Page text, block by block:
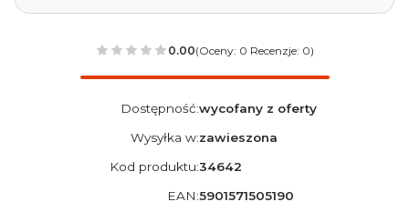
0.00(Oceny: 0 Recenzje: 0)
Dostępność:wycofany z oferty
Wysyłka w:zawieszona
Kod produktu:34642
EAN:5901571505190